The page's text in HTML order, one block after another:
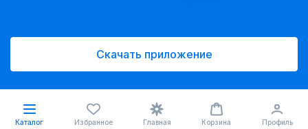
Скачать приложение
Каталог Избранное Главная Корзина Профиль